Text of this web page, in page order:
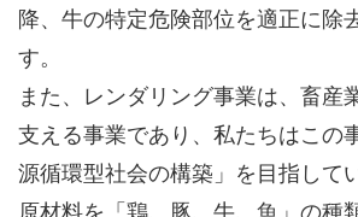
降、牛の特定危険部位を適正に除
す。
また、レンダリング事業は、畜産
支える事業であり、私たちはこの
源循環型社会の構築」を目指して